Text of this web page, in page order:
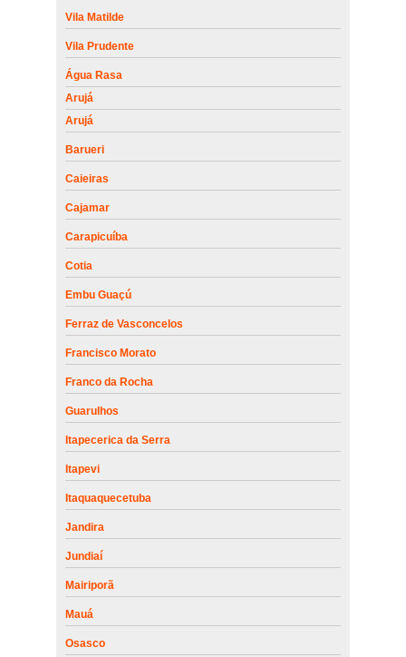
Vila Matilde
Vila Prudente
Água Rasa
Arujá
Arujá
Barueri
Caieiras
Cajamar
Carapicuíba
Cotia
Embu Guaçú
Ferraz de Vasconcelos
Francisco Morato
Franco da Rocha
Guarulhos
Itapecerica da Serra
Itapevi
Itaquaquecetuba
Jandira
Jundiaí
Mairiporã
Mauá
Osasco